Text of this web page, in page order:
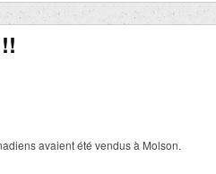
avaient été vendus à Molson.